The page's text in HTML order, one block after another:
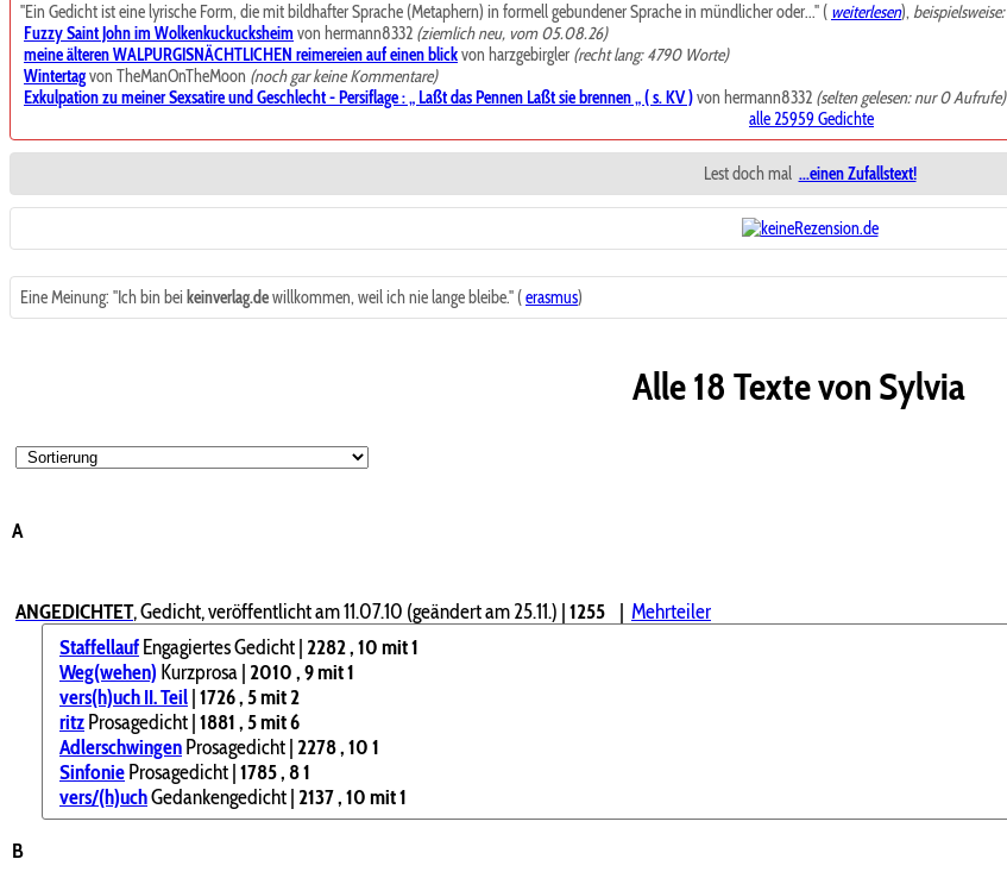
"Ein Gedicht ist eine lyrische Form, die mit bildhafter Sprache (Metaphern) in formell gebundener Sprache in mündlicher oder..." ( weiterlesen),beispielsweise:
Fuzzy Saint John im Wolkenkuckucksheim von hermann8332 (ziemlich neu, vom 05.08.26)
meine älteren WALPURGISNÄCHTLICHEN reimereien auf einen blickvon harzgebirgler (recht lang: 4790 Worte)
Wintertagvon TheManOnTheMoon (noch gar keine Kommentare)
Exkulpation zu meiner Sexsatire und Geschlecht - Persiflage : „ Laßt das Pennen Laßt sie brennen „ ( s. KV )von hermann8332 (selten gelesen: nur 0 Aufrufe)
alle 25959 Gedichte
Lest doch mal ...einen Zufallstext!
Eine Meinung: "Ich bin bei keinverlag.dewillkommen, weil ich nie lange bleibe." (erasmus)
Alle 18 Texte von Sylvia
A
ANGEDICHTET,Gedicht, veröffentlicht am 11.07.10 (geändert am 25.11.) |1255 | Mehrteiler
StaffellaufEngagiertes Gedicht | 2282, 10mit 1
Weg(wehen) Kurzprosa | 2010, 9mit 1
vers(h)uch II. Teil|1726, 5mit 2
ritzProsagedicht |1881, 5mit 6
AdlerschwingenProsagedicht | 2278, 101
SinfonieProsagedicht |1785, 81
vers/(h)uchGedankengedicht | 2137, 10mit 1
B